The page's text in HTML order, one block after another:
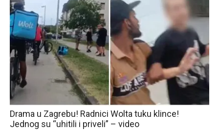
Drama u Zagrebu! Radnici Wolta tuku klince!
Jednog su “uhitili i priveli” – video